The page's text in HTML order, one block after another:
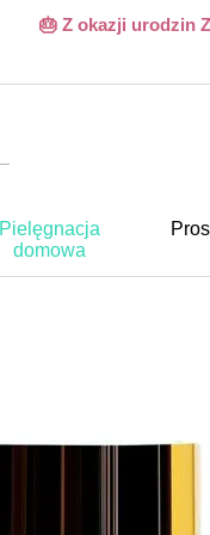
🎂 Z okazji urodzin
Pielęgnacja
domowa